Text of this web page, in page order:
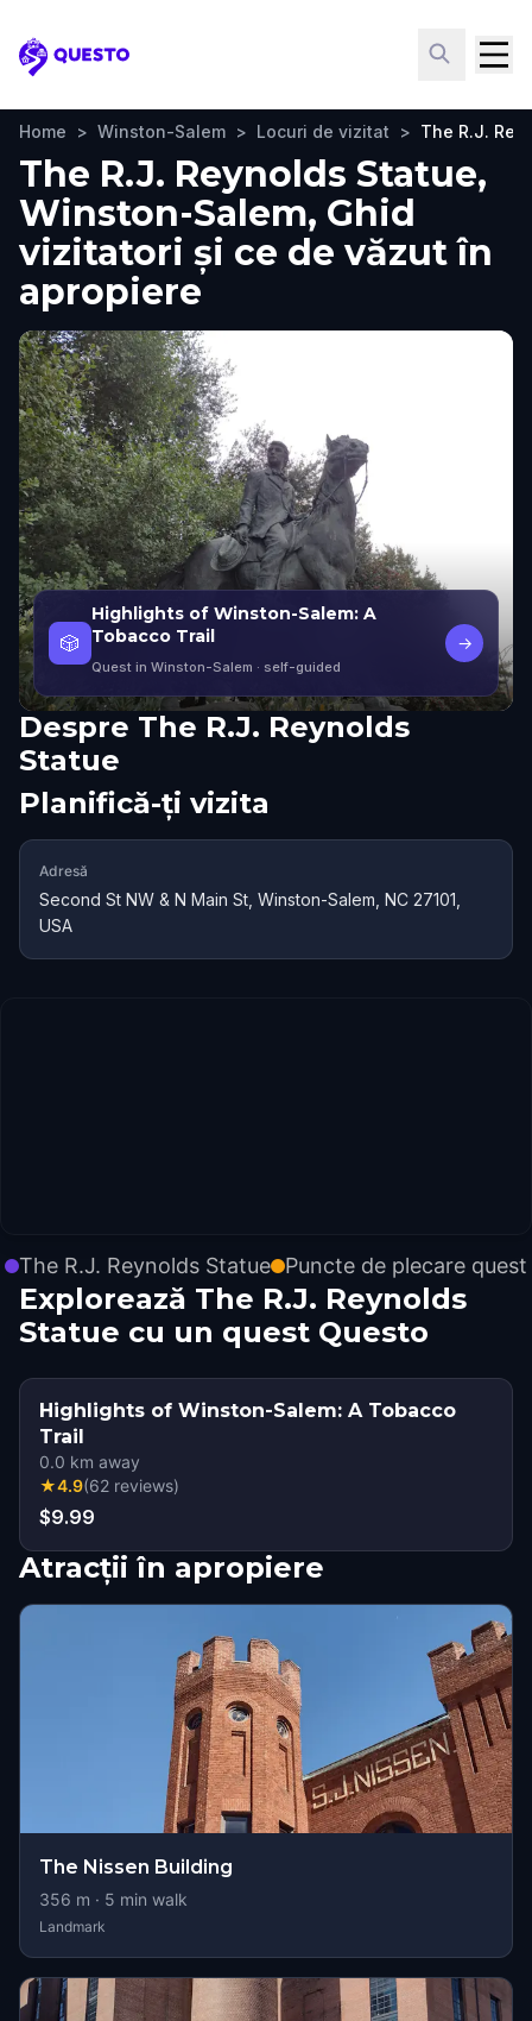
Questo
Home > Winston-Salem > Locuri de vizitat > The R.J.
The R.J. Reynolds Statue,
Winston-Salem, Ghid
vizitatori și ce de văzut în
apropiere
🎲
Highlights of Winston-Salem: A
Tobacco Trail
Quest in Winston-Salem · self-guided
→
Despre The R.J. Reynolds
Statue
Planifică-ți vizita
Adresă
Second St NW & N Main St, Winston-Salem, NC 27101,
USA
The R.J. Reynolds Statue Puncte de plecare quest
Explorează The R.J. Reynolds
Statue cu un quest Questo
Highlights of Winston-Salem: A Tobacco
Trail
0.0 km away
★4.9(62 reviews)
$9.99
Atracții în apropiere
The Nissen Building
356 m · 5 min walk
Landmark